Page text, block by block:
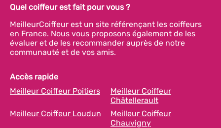
Quel coiffeur est fait pour vous ?
MeilleurCoiffeur est un site référençant les coiffeurs
en France. Nous vous proposons également de les
évaluer et de les recommander auprès de notre
communauté et de vos amis.
Accès rapide
Meilleur Coiffeur Poitiers
Meilleur Coiffeur
Châtellerault
Meilleur Coiffeur Loudun
Meilleur Coiffeur
Chauvigny